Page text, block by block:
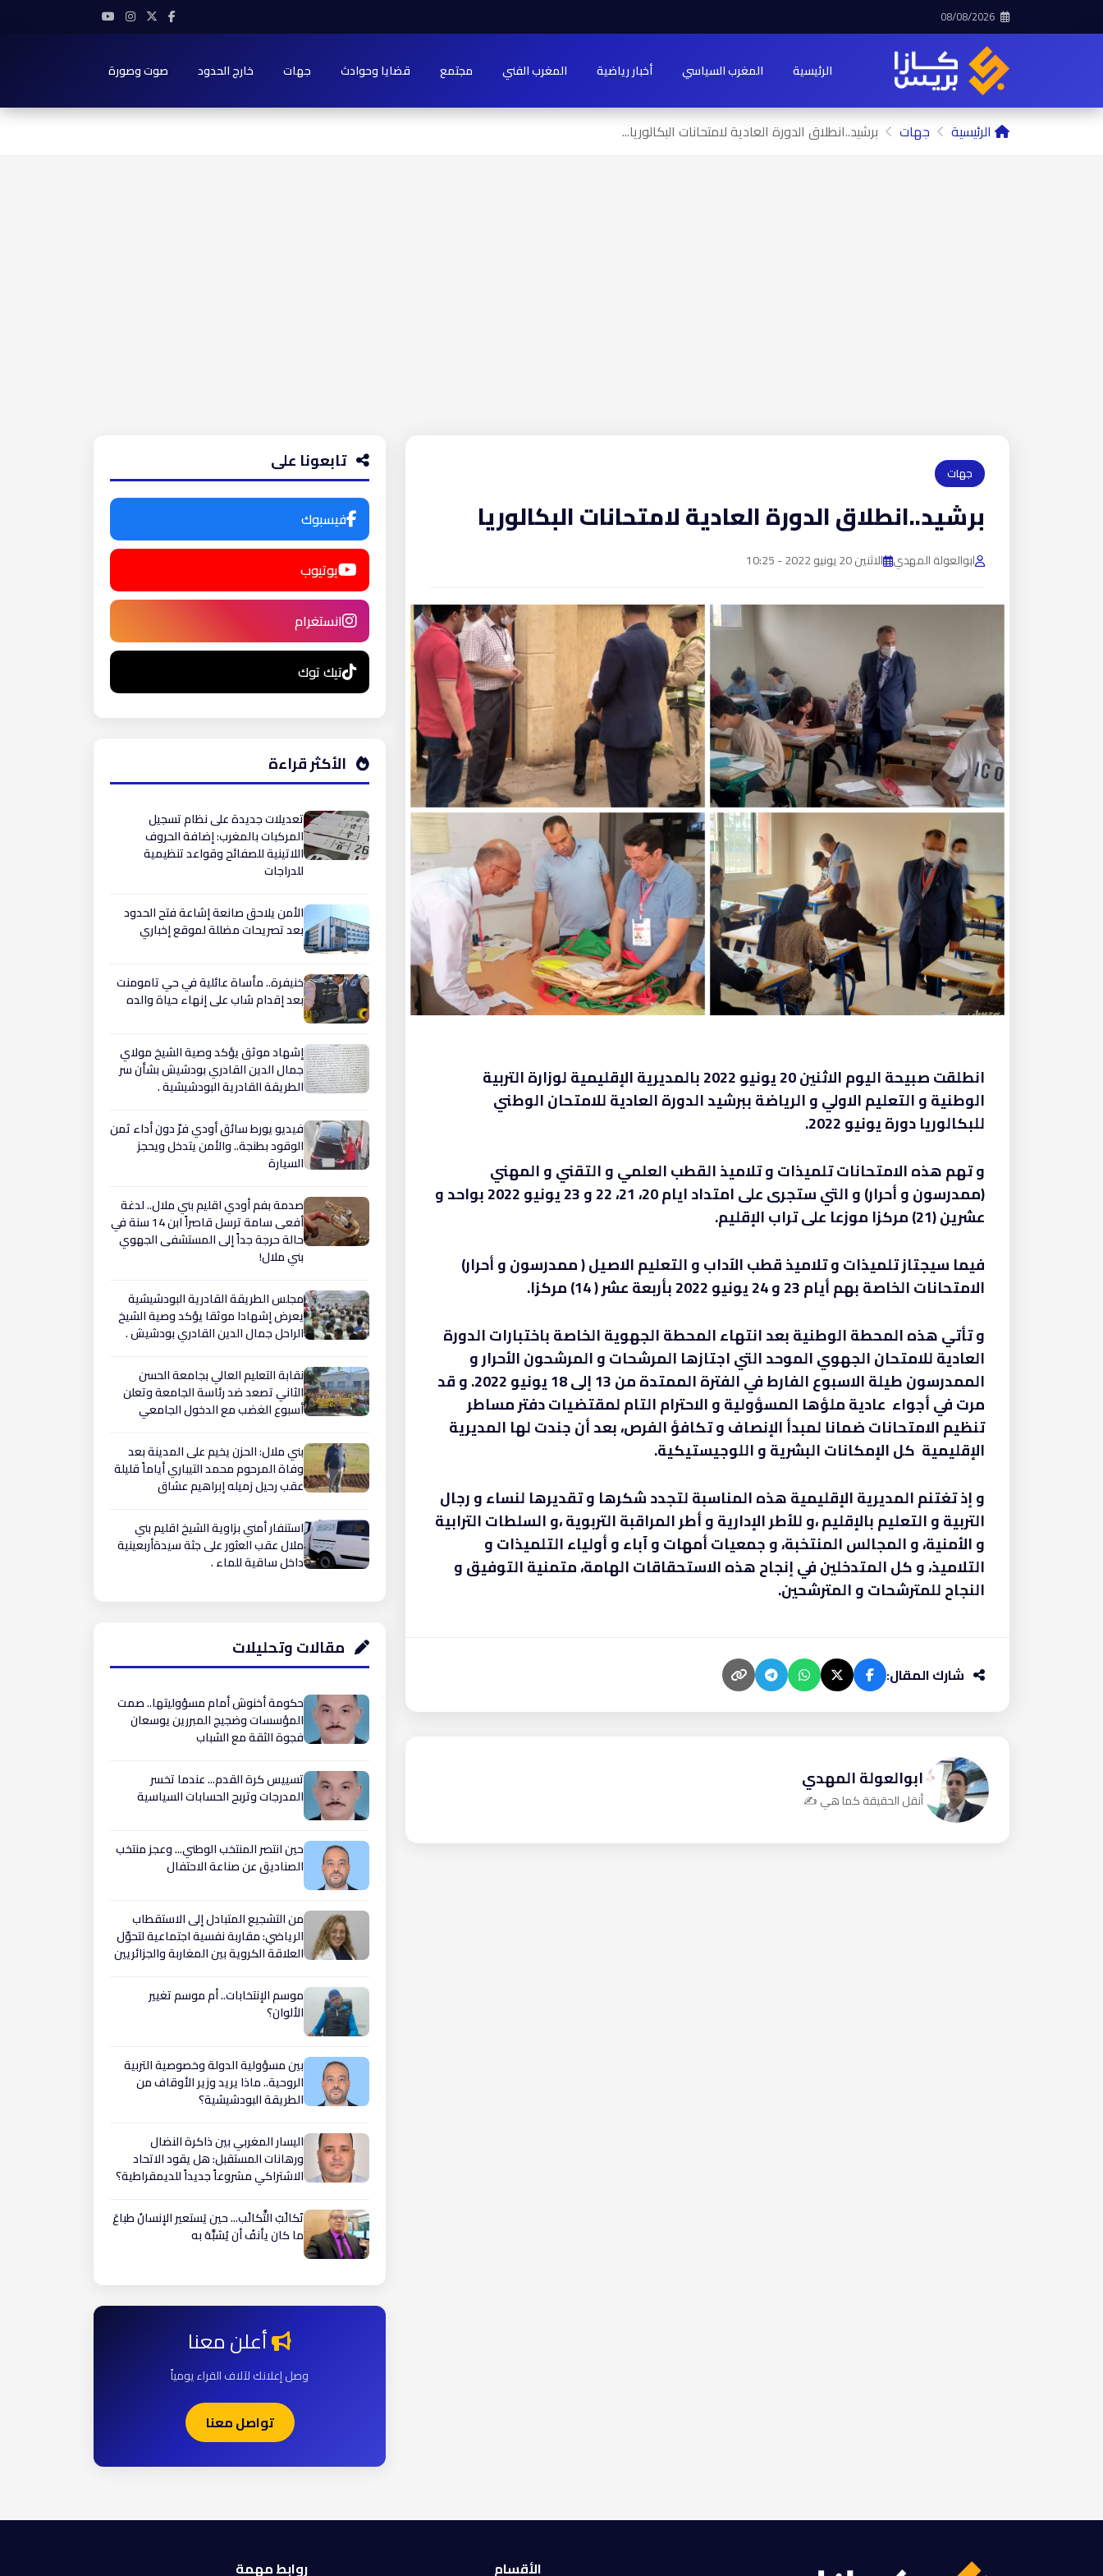
الرئيسية المغرب السياسي أخبار رياضية المغرب الفني مجتمع قضايا وحوادث جهات خارج الحدود صوت وصورة
الرئيسية جهات برشيد..انطلاق الدورة العادية لامتحانات البكالوريا...
جهات
برشيد..انطلاق الدورة العادية لامتحانات البكالوريا
ابوالعولة المهدي الاثنين 20 يونيو 2022 - 10:25
انطلقت صبيحة اليوم الاثنين 20 يونيو 2022 بالمديرية الإقليمية لوزارة التربية
الوطنية و التعليم الاولي و الرياضة ببرشيد الدورة العادية للامتحان الوطني
للبكالوريا دورة يونيو 2022.
و تهم هذه الامتحانات تلميذات و تلاميذ القطب العلمي و التقني و المهني
(ممدرسون و أحرار) و التي ستجرى على امتداد ايام 20، 21، 22 و 23 يونيو 2022 بواحد و
عشرين (21) مركزا موزعا على تراب الإقليم.
فيما سيجتاز تلميذات و تلاميذ قطب الآداب و التعليم الاصيل ( ممدرسون و أحرار)
الامتحانات الخاصة بهم أيام 23 و 24 يونيو 2022 بأربعة عشر ( 14) مركزا.
و تأتي هذه المحطة الوطنية بعد انتهاء المحطة الجهوية الخاصة باختبارات الدورة
العادية للامتحان الجهوي الموحد التي اجتازها المرشحات و المرشحون الأحرار و
الممدرسون طيلة الاسبوع الفارط في الفترة الممتدة من 13 إلى 18 يونيو 2022. و قد
مرت في أجواء عادية ملؤها المسؤولية و الاحترام التام لمقتضيات دفتر مساطر
تنظيم الامتحانات ضمانا لمبدأ الإنصاف و تكافؤ الفرص، بعد أن جندت لها المديرية
الإقليمية كل الإمكانات البشرية و اللوجيستيكية.
و إذ تغتنم المديرية الإقليمية هذه المناسبة لتجدد شكرها و تقديرها لنساء و رجال
التربية و التعليم بالإقليم ،و للأطر الإدارية و أطر المراقبة التربوية ،و السلطات الترابية
و الأمنية، و المجالس المنتخبة، و جمعيات أمهات و آباء و أولياء التلميذات و
التلاميذ، و كل المتدخلين في إنجاح هذه الاستحقاقات الهامة، متمنية التوفيق و
النجاح للمترشحات و المترشحين.
شارك المقال:
ابوالعولة المهدي
أنقل الحقيقة كما هي ✍️
تابعونا على
فيسبوك
يوتيوب
انستغرام
تيك توك
الأكثر قراءة
تعديلات جديدة على نظام تسجيل
المركبات بالمغرب: إضافة الحروف
اللاتينية للصفائح وقواعد تنظيمية
للدراجات
الأمن يلاحق صانعة إشاعة فتح الحدود
بعد تصريحات مضللة لموقع إخباري
​خنيفرة.. مأساة عائلية في حي تامومنت
بعد إقدام شاب على إنهاء حياة والده
إشهاد موثق يؤكد وصية الشيخ مولاي
جمال الدين القادري بودشيش بشأن سر
الطريقة القادرية البودشيشية .
فيديو يورط سائق أودي فرّ دون أداء ثمن
الوقود بطنجة.. والأمن يتدخل ويحجز
السيارة
صدمة بفم أودي اقليم بني ملال.. لدغة
أفعى سامة ترسل قاصراً ابن 14 سنة في
حالة حرجة جداً إلى المستشفى الجهوي
بني ملال!
مجلس الطريقة القادرية البودشيشية
يعرض إشهادا موثقا يؤكد وصية الشيخ
الراحل جمال الدين القادري بودشيش .
نقابة التعليم العالي بجامعة الحسن
الثاني تصعد ضد رئاسة الجامعة وتعلن
أسبوع الغضب مع الدخول الجامعي
بني ملال: الحزن يخيم على المدينة بعد
وفاة المرحوم محمد التيباري أياماً قليلة
عقب رحيل زميله إبراهيم عشاق ​
استنفار أمني بزاوية الشيخ اقليم بني
ملال عقب العثور على جثة سيدةأربعينية
داخل ساقية للماء .
مقالات وتحليلات
حكومة أخنوش أمام مسؤوليتها.. صمت
المؤسسات وضجيج المبررين يوسعان
فجوة الثقة مع الشباب
تسييس كرة القدم... عندما تخسر
المدرجات وتربح الحسابات السياسية
حين انتصر المنتخب الوطني... وعجز منتخب
الصناديق عن صناعة الاحتفال
من التشجيع المتبادل إلى الاستقطاب
الرياضي: مقاربة نفسية اجتماعية لتحوّل
العلاقة الكروية بين المغاربة والجزائريين
موسم الإنتخابات.. أم موسم تغيير
الألوان؟
بين مسؤولية الدولة وخصوصية التربية
الروحية.. ماذا يريد وزير الأوقاف من
الطريقة البودشيشية؟
اليسار المغربي بين ذاكرة النضال
ورهانات المستقبل: هل يقود الاتحاد
الاشتراكي مشروعاً جديداً للديمقراطية؟
تَكالُبُ التَّكالُب... حين يَستعير الإنسانُ طباعَ
ما كان يأنفُ أن يُشبَّهَ به
أعلن معنا
وصل إعلانك لآلاف القراء يومياً
تواصل معنا
الأقسام روابط مهمة